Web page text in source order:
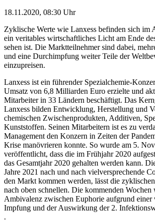
18.11.2020, 08:30 Uhr
Zyklische Werte wie Lanxess befinden sich im
ein veritables wirtschaftliches Licht am Ende
sehen ist. Die Marktteilnehmer sind dabei,
und eine Durchimpfung weiter Teile der
einzupreisen.
Lanxess ist ein führender Spezialchemie-
Umsatz von 6,8 Milliarden Euro erzielte und
Mitarbeiter in 33 Ländern beschäftigt. Das
Lanxess bilden Entwicklung, Herstellung und
chemischen Zwischenprodukten, Additiven,
Kunststoffen. Seinen Mitarbeitern ist es zu
Management den Konzern in Zeiten der
Krise manövrieren konnte. So wurde am 5.
veröffentlicht, dass die im Frühjahr 2020
das Gesamtjahr 2020 gehalten werden kann.
Jahre 2021 nach und nach vielversprechende
den Markt kommen werden, lässt die
nach oben schnellen. Die kommenden Wochen
Ambivalenz zwischen Euphorie aufgrund einer
Impfung und der Auswirkung der 2.
.